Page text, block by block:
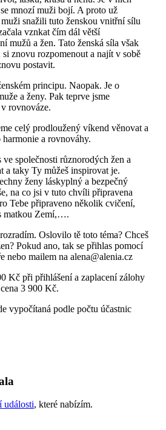
mnozí muži bojí. A proto už
snažili tuto ženskou vnitřní sílu
vznkat čím dál větší
mužů a žen. Tato ženská síla však
si znovu rozpomenout a najít v sobě
postavit.
principu. Naopak. Je o
a ženy. Pak teprve jsme
rovnováze.
celý prodloužený víkend věnovat a
a rovnováhy.
společnosti různorodých žen a
a taky Ty můžeš inspirovat je.
ženy láskyplný a bezpečný
na co jsi v tuto chvíli připravena
Tebe připraveno několik cvičení,
matkou Zemí,….
Oslovilo tě toto téma? Chceš
Pokud ano, tak se přihlas pomocí
nebo mailem na alena@alenia.cz
Kč při přihlášení a zaplacení zálohy
3 900 Kč.
vypočítaná podle počtu účastnic
události, které nabízím.